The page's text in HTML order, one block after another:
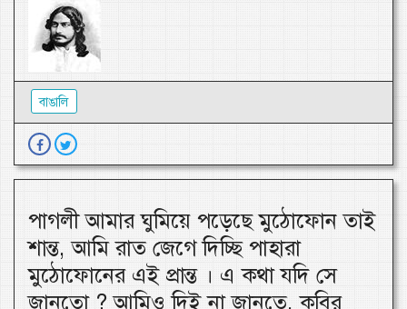
বাঙালি
পাগলী আমার ঘুমিয়ে পড়েছে মুঠোফোন তাই
শান্ত, আমি রাত জেগে দিচ্ছি পাহারা
মুঠোফোনের এই প্রান্ত । এ কথা যদি সে
জানতো ? আমিও দিই না জানতে, কবির